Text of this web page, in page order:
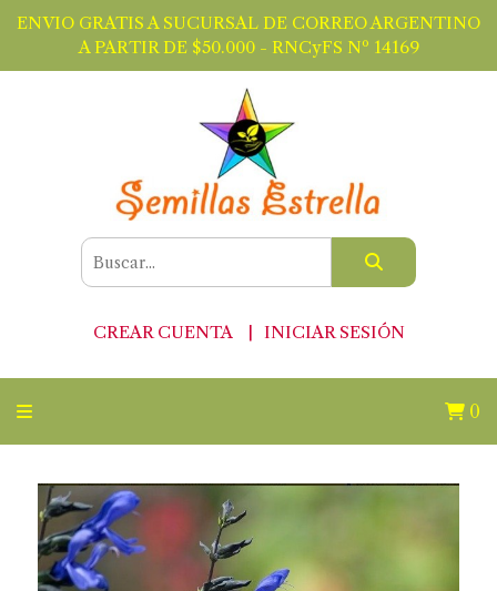
ENVIO GRATIS A SUCURSAL DE CORREO ARGENTINO
A PARTIR DE $50.000 - RNCyFS Nº 14169
CREAR CUENTA INICIAR SESIÓN
0